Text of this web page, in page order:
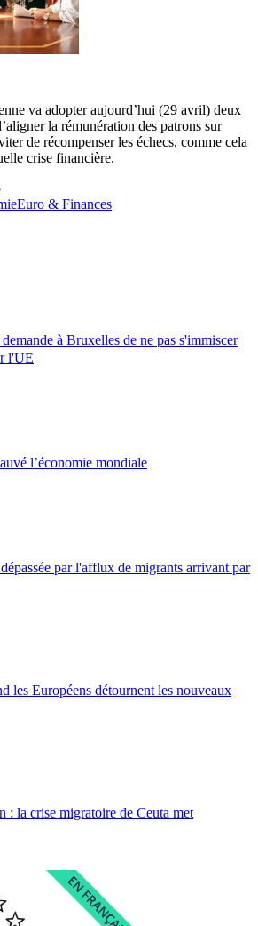
va adopter aujourd’hui (29 avril) deux
la rémunération des patrons sur
de récompenser les échecs, comme cela
crise financière.
Euro & Finances
à Bruxelles de ne pas s'immiscer
l'UE
l’économie mondiale
par l'afflux de migrants arrivant par
les Européens détournent les nouveaux
: la crise migratoire de Ceuta met